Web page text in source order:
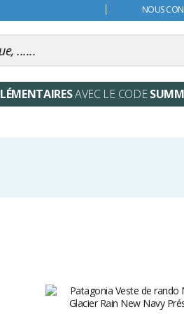
NOUS
AVEC LE CODE